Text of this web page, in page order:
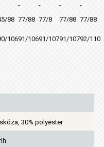
- - -
-
88 77/88 77/8 77/88 77/88
10691/10691/10791/10792/110
30% polyester